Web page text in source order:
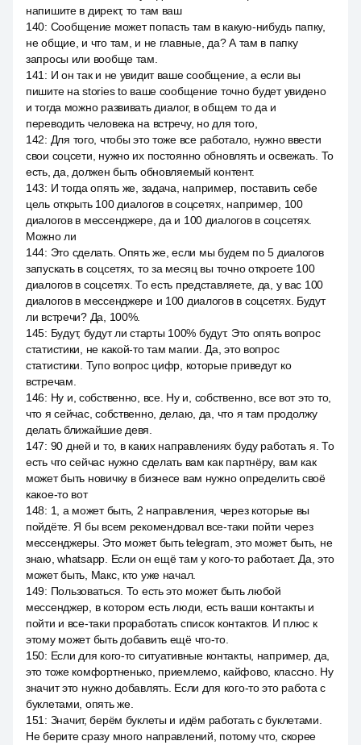
напишите в директ, то там ваш
140: Сообщение может попасть там в какую-нибудь папку,
не общие, и что там, и не главные, да? А там в папку
запросы или вообще там.
141 : И он так и не увидит ваше сообщение, а если вы
пишите на stories to ваше сообщение точно будет увидено
и тогда можно развивать диалог, в общем то да и
переводить человека на встречу, но для того,
142: Для того, чтобы это тоже все работало, нужно ввести
свои соцсети, нужно их постоянно обновлять и освежать. То
есть, да, должен быть обновляемый контент.
143: И тогда опять же, задача, например, поставить себе
цель открыть 100 диалогов в соцсетях, например, 100
диалогов в мессенджере, да и 100 диалогов в соцсетях.
Можно ли
144: Это сделать. Опять же, если мы будем по 5 диалогов
запускать в соцсетях, то за месяц вы точно откроете 100
диалогов в соцсетях. То есть представляете, да, у вас 100
диалогов в мессенджере и 100 диалогов в соцсетях. Будут
ли встречи? Да, 100%.
145: Будут, будут ли старты 100% будут. Это опять вопрос
статистики, не какой-то там магии. Да, это вопрос
статистики. Тупо вопрос цифр, которые приведут ко
встречам.
146: Ну и, собственно, все. Ну и, собственно, все вот это то,
что я сейчас, собственно, делаю, да, что я там продолжу
делать ближайшие девя.
147: 90 дней и то, в каких направлениях буду работать я. То
есть что сейчас нужно сделать вам как партнёру, вам как
может быть новичку в бизнесе вам нужно определить своё
какое-то вот
148: 1, а может быть, 2 направления, через которые вы
пойдёте. Я бы всем рекомендовал все-таки пойти через
мессенджеры. Это может быть telegram, это может быть, не
знаю, whatsapp. Если он ещё там у кого-то работает. Да, это
может быть, Макс, кто уже начал.
149: Пользоваться. То есть это может быть любой
мессенджер, в котором есть люди, есть ваши контакты и
пойти и все-таки проработать список контактов. И плюс к
этому может быть добавить ещё что-то.
150: Если для кого-то ситуативные контакты, например, да,
это тоже комфортненько, приемлемо, кайфово, классно. Ну
значит это нужно добавлять. Если для кого-то это работа с
буклетами, опять же.
151 : Значит, берём буклеты и идём работать с буклетами.
Не берите сразу много направлений, потому что, скорее